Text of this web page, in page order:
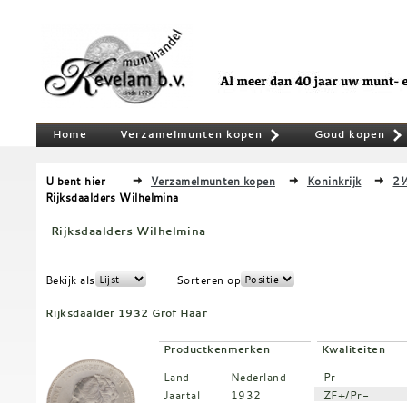
Home Verzamelmunten kopen Goud kopen
U bent hier Verzamelmunten kopen Koninkrijk
Rijksdaalders Wilhelmina
Rijksdaalders Wilhelmina
Bekijk als Sorteren op
Rijksdaalder 1932 Grof Haar
Productkenmerken
Land
Nederland
Jaartal
1932
Kwaliteiten
Pr
ZF+/Pr-